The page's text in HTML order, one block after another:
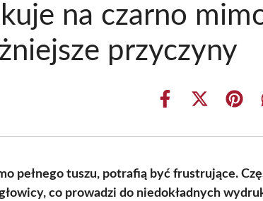
na czarno
przyczyny
Share
Share
(Twitter)
Share
pełnego tuszu, potrafią być frustrujące.
co prowadzi do niedokładnych